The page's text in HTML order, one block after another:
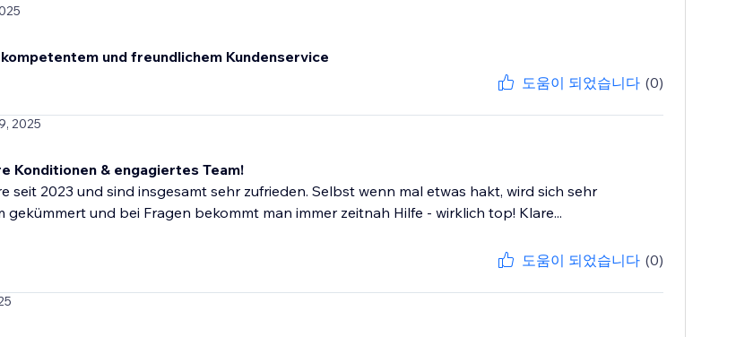
und freundlichem Kundenservice
도움이 되었습니다 (0)
2025
Konditionen & engagiertes Team!
seit 2023 und sind insgesamt sehr zufrieden. Selbst wenn mal etwas hakt, wird sich sehr
gekümmert und bei Fragen bekommt man immer zeitnah Hilfe - wirklich top! Klare...
도움이 되었습니다 (0)